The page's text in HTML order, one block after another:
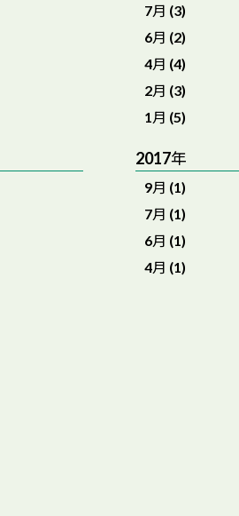
7月 (3)
6月 (2)
4月 (4)
2月 (3)
1月 (5)
2017年
9月 (1)
7月 (1)
6月 (1)
4月 (1)